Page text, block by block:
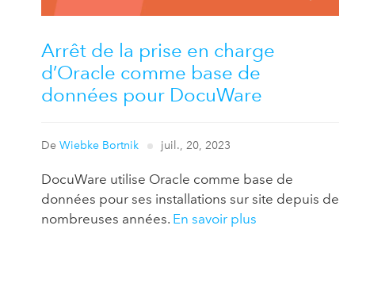
Arrêt de la prise en charge
d’Oracle comme base de
données pour DocuWare
De Wiebke Bortnik juil., 20, 2023
DocuWare utilise Oracle comme base de
données pour ses installations sur site depuis de
nombreuses années. En savoir plus